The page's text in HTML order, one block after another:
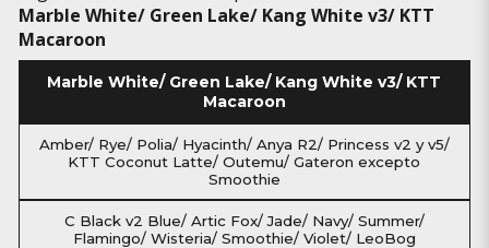
Marble White/ Green Lake/ Kang White v3/ KTT
Macaroon
Marble White/ Green Lake/ Kang White v3/ KTT
Macaroon
Amber/ Rye/ Polia/ Hyacinth/ Anya R2/ Princess v2 y v5/
KTT Coconut Latte/ Outemu/ Gateron excepto
Smoothie
C Black v2 Blue/ Artic Fox/ Jade/ Navy/ Summer/
Flamingo/ Wisteria/ Smoothie/ Violet/ LeoBog